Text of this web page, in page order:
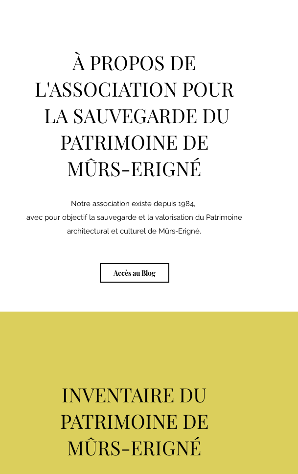
À PROPOS DE
L'ASSOCIATION POUR
LA SAUVEGARDE DU
PATRIMOINE DE
MÛRS-ERIGNÉ
Notre association existe depuis 1984,
avec pour objectif la sauvegarde et la valorisation du Patrimoine
architectural et culturel de Mûrs-Erigné.
Accès au Blog
INVENTAIRE DU
PATRIMOINE DE
MÛRS-ERIGNÉ